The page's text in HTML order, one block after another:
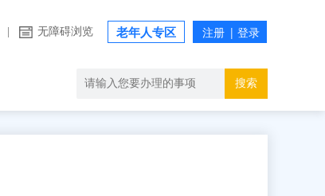
无障碍浏览 老年人专区
搜索